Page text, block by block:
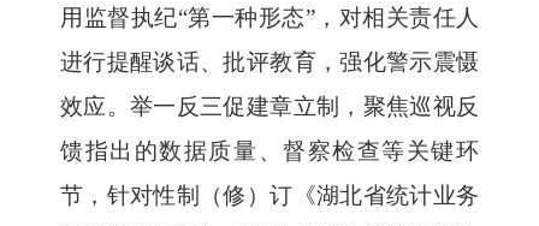
用监督执纪“第一种形态”，对相关责任人
进行提醒谈话、批评教育，强化警示震慑
效应。举一反三促建章立制，聚焦巡视反
馈指出的数据质量、督察检查等关键环
节，针对性制（修）订《湖北省统计业务